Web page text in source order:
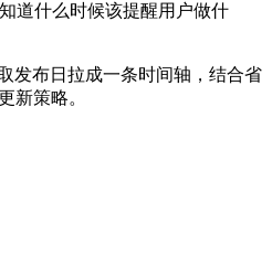
道什么时候该提醒用户做什
发布日拉成一条时间轴，结合省
新策略。